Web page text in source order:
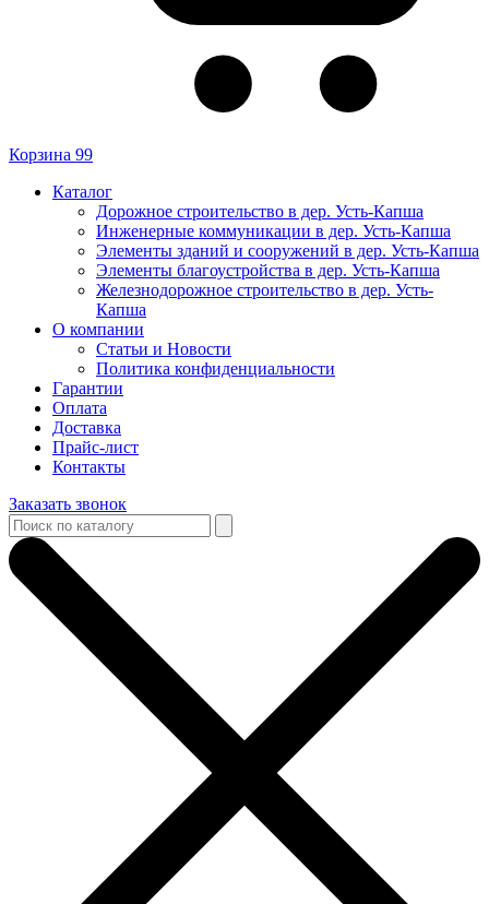
Корзина 99
Каталог
Дорожное строительство в дер. Усть-Капша
Инженерные коммуникации в дер. Усть-Капша
Элементы зданий и сооружений в дер. Усть-Капша
Элементы благоустройства в дер. Усть-Капша
Железнодорожное строительство в дер. Усть-
Капша
О компании
Статьи и Новости
Политика конфиденциальности
Гарантии
Оплата
Доставка
Прайс-лист
Контакты
Заказать звонок